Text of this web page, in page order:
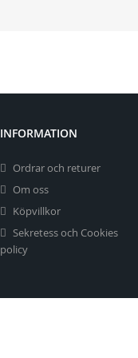
INFORMATION
Ordrar och returer
Om oss
Köpvillkor
Sekretess och Cookies
policy